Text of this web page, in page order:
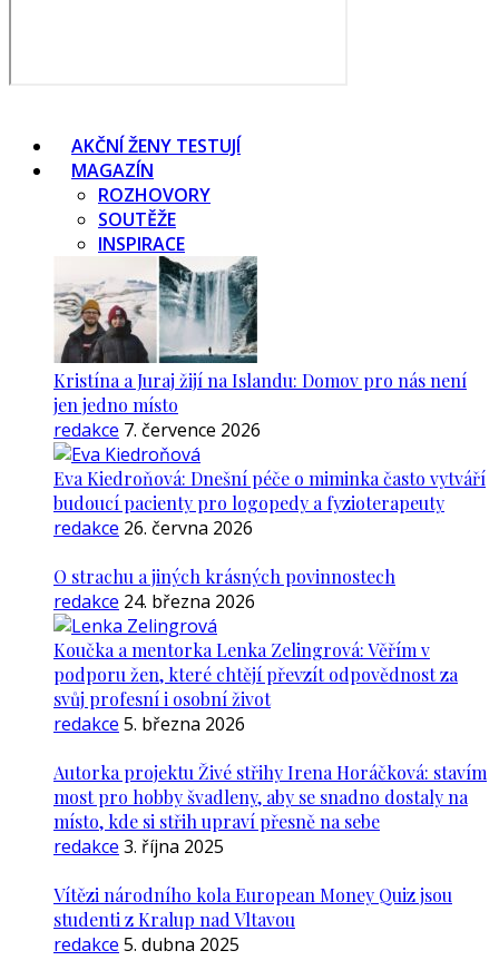
AKČNÍ ŽENY TESTUJÍ
MAGAZÍN
ROZHOVORY
SOUTĚŽE
INSPIRACE
Kristína a Juraj žijí na Islandu: Domov pro nás není
jen jedno místo
redakce 7. července 2026
Eva Kiedroňová: Dnešní péče o miminka často vytváří
budoucí pacienty pro logopedy a fyzioterapeuty
redakce 26. června 2026
O strachu a jiných krásných povinnostech
redakce 24. března 2026
Koučka a mentorka Lenka Zelingrová: Věřím v
podporu žen, které chtějí převzít odpovědnost za
svůj profesní i osobní život
redakce 5. března 2026
Autorka projektu Živé střihy Irena Horáčková: stavím
most pro hobby švadleny, aby se snadno dostaly na
místo, kde si střih upraví přesně na sebe
redakce 3. října 2025
Vítězi národního kola European Money Quiz jsou
studenti z Kralup nad Vltavou
redakce 5. dubna 2025